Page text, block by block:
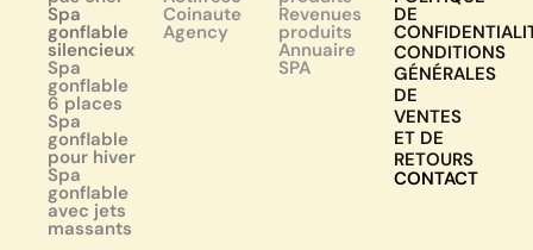
Spa
gonflable
silencieux
Spa
gonflable
6 places
Spa
gonflable
pour hiver
Spa
gonflable
avec jets
massants
Coinaute
Agency
Revenues
produits
Annuaire
SPA
DE
CONDITIONS
GÉNÉRALES
DE
VENTES
ET DE
RETOURS
CONTACT